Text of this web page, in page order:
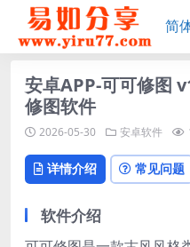
安卓APP-可可修图
修图软件
2026-05-30 安卓软件
详情介绍 常见问题
软件介绍